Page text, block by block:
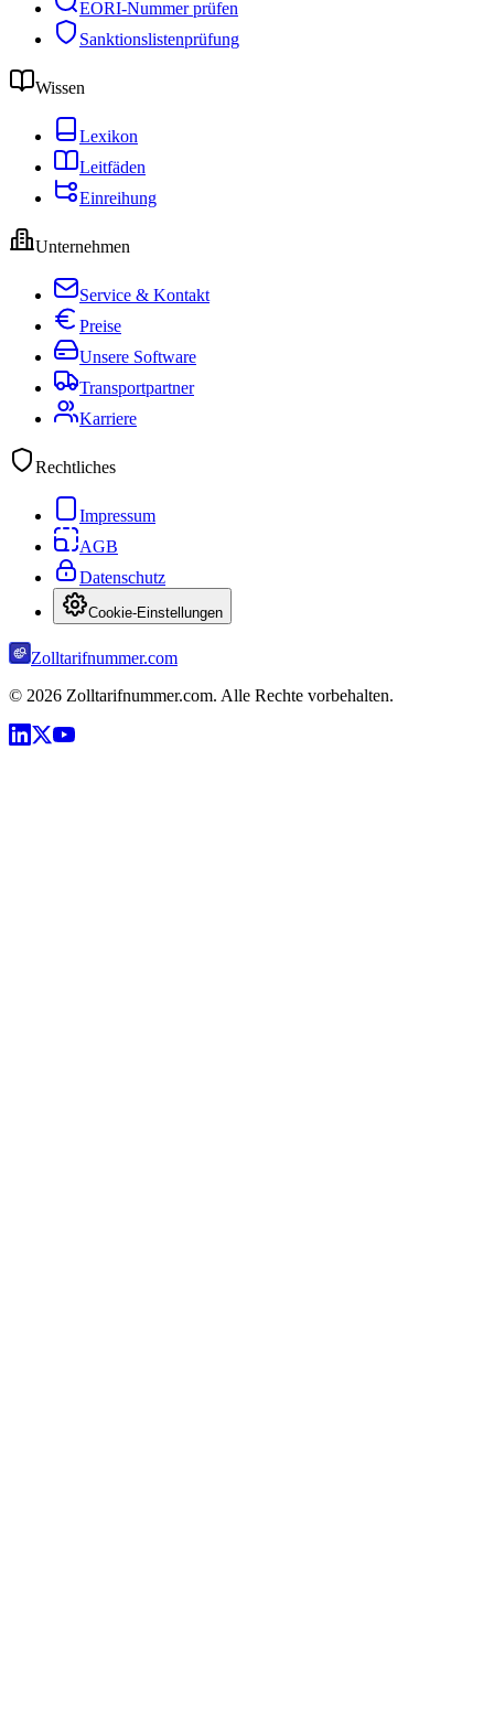
EORI-Nummer prüfen
Sanktionslistenprüfung
Wissen
Lexikon
Leitfäden
Einreihung
Unternehmen
Service & Kontakt
Preise
Unsere Software
Transportpartner
Karriere
Rechtliches
Impressum
AGB
Datenschutz
Cookie-Einstellungen
Zolltarifnummer.com
© 2026 Zolltarifnummer.com. Alle Rechte vorbehalten.